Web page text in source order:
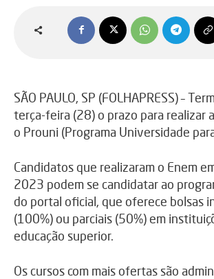
SÃO PAULO, SP (FOLHAPRESS) –
terça-feira (28) o prazo para realizar
o Prouni (Programa Universidade
Candidatos que realizaram o Enem
2023 podem se candidatar ao
do portal oficial, que oferece bolsas
(100%) ou parciais (50%) em
educação superior.
Os cursos com mais ofertas são